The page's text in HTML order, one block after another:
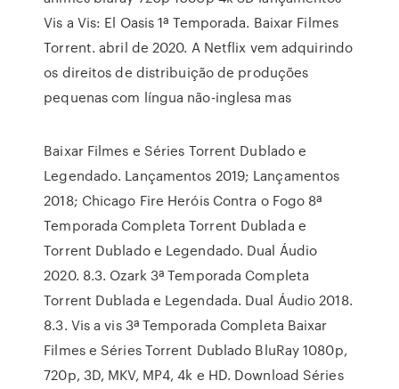
Vis a Vis: El Oasis 1ª Temporada. Baixar Filmes
Torrent. abril de 2020. A Netflix vem adquirindo
os direitos de distribuição de produções
pequenas com língua não-inglesa mas
Baixar Filmes e Séries Torrent Dublado e
Legendado. Lançamentos 2019; Lançamentos
2018; Chicago Fire Heróis Contra o Fogo 8ª
Temporada Completa Torrent Dublada e
Torrent Dublado e Legendado. Dual Áudio
2020. 8.3. Ozark 3ª Temporada Completa
Torrent Dublada e Legendada. Dual Áudio 2018.
8.3. Vis a vis 3ª Temporada Completa Baixar
Filmes e Séries Torrent Dublado BluRay 1080p,
720p, 3D, MKV, MP4, 4k e HD. Download Séries